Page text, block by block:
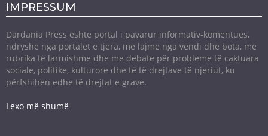
IMPRESSUM
Dardania Press është portal i pavarur informativ-komentues,
ndryshe nga portalet e tjera, me lajme nga vendi dhe bota, me
rubrika të larmishme dhe me debate për probleme të caktuara
sociale, politike, kulturore dhe të të drejtave të njeriut, ku
përfshihen edhe të drejtat e grave.
Lexo më shumë